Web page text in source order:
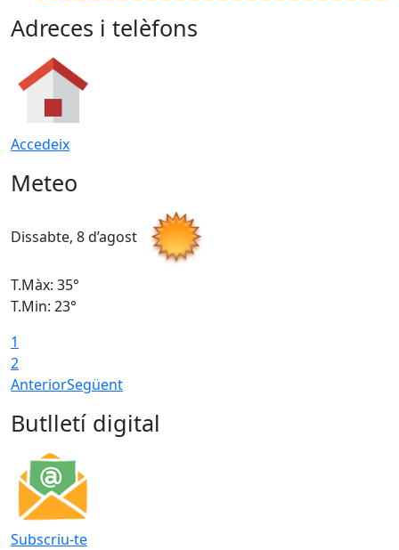
Adreces i telèfons
Accedeix
Meteo
Dissabte, 8 d’agost
T.Màx: 35°
T.Min: 23°
1
2
AnteriorSegüent
Butlletí digital
Subscriu-te